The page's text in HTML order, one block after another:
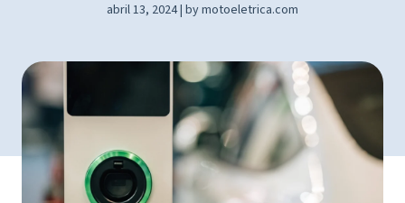
abril 13, 2024 | by motoeletrica.com